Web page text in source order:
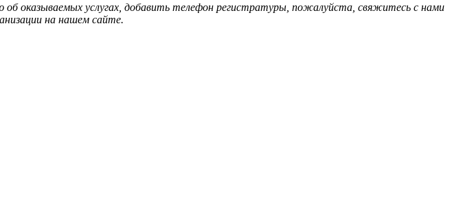
оказываемых услугах, добавить телефон регистратуры, пожалуйста, свяжитесь с нами
на нашем сайте.